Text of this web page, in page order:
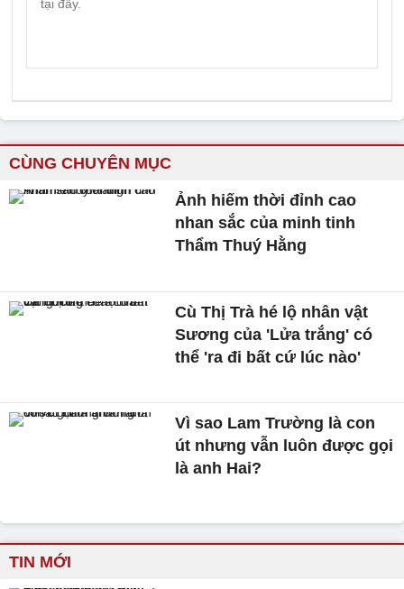
CÙNG CHUYÊN MỤC
Ảnh hiếm thời đỉnh cao
nhan sắc của minh tinh
Thẩm Thuý Hằng
Cù Thị Trà hé lộ nhân vật
Sương của 'Lửa trắng' có
thể 'ra đi bất cứ lúc nào'
Vì sao Lam Trường là con
út nhưng vẫn luôn được gọi
là anh Hai?
TIN MỚI